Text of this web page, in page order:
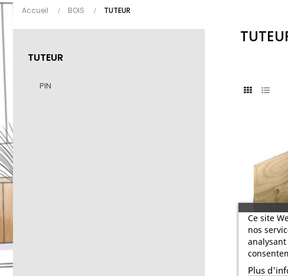
Accueil BOIS TUTEUR
TUTEUR
PIN
Ce site
nos
Plus